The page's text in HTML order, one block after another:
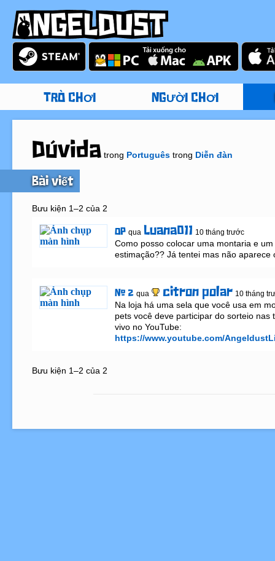
TRÒ CHƠI NGƯỜI CHƠI
Dúvida trong Portuguêstrong Diễn đàn
Bài viết
Bưu kiện 1–2 của 2
OP qua Luana011 10 tháng trước
Como posso colocar uma montaria e
estimação?? Já tentei mas não aparece
# 2 qua citron polar 10 tháng
Na loja há uma sela que você usa em
pets você deve participar do sorteio nas
https://www.youtube.com/
Bưu kiện 1–2 của 2